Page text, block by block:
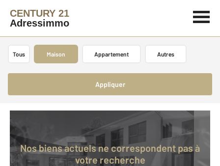
CENTURY 21
Adressimmo
Tous Maison Appartement Autres
Appliquer
Nos biens actuels ne correspondent pas à
votre recherche